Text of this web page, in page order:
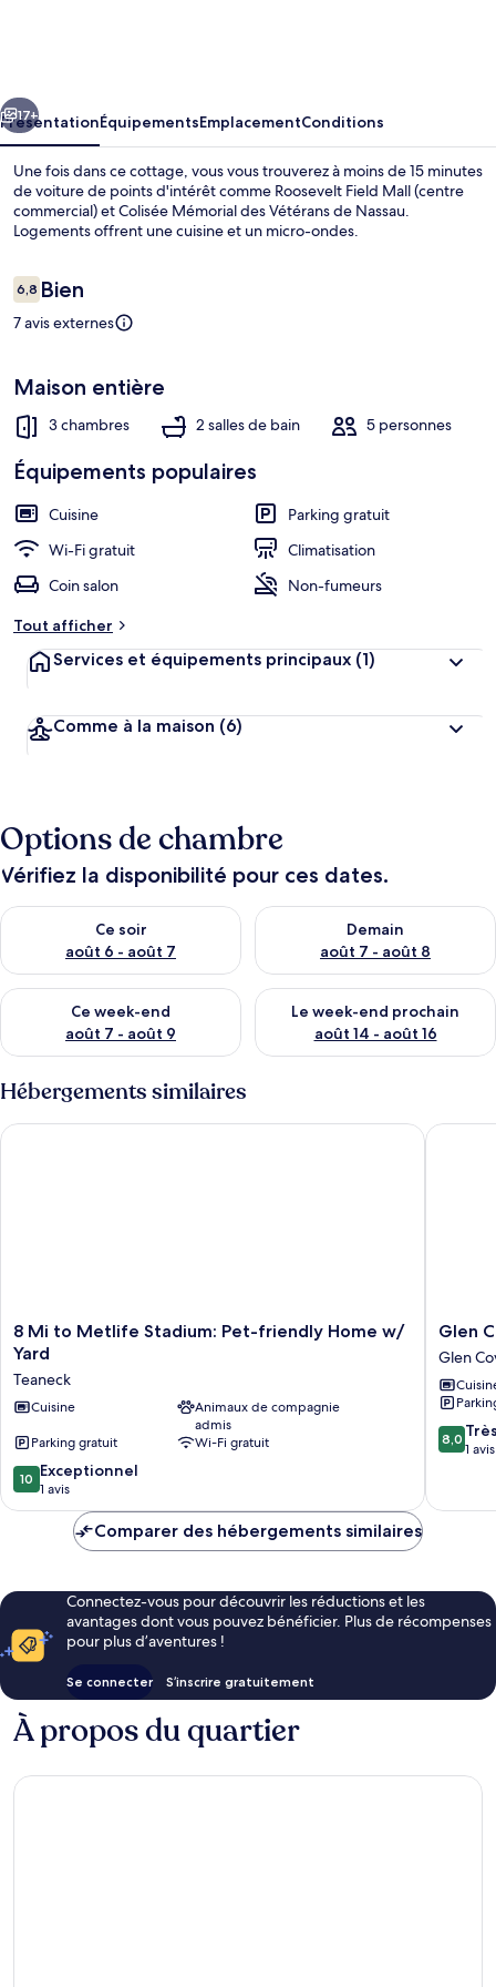
Near
Central
Park!
Suivant
17+
PrésentationÉquipementsEmplacementConditions
Une fois dans ce cottage, vous vous trouverez à moins de 15 minutes
de voiture de points d'intérêt comme Roosevelt Field Mall (centre
commercial) et Colisée Mémorial des Vétérans de Nassau.
Logements offrent une cuisine et un micro-ondes.
Avis
voyageurs
6,86,8 sur 10
Bien
7 avis externes
Maison entière
3 chambres 2 salles de bain 5 personnes
Équipements populaires
Cuisine
Parking gratuit
Wi-Fi gratuit
Climatisation
Coin salon
Non-fumeurs
Tout afficher
Services et équipements principaux (1)
Comme à la maison (6)
Options de chambre
Vérifiez la disponibilité pour ces dates.
Ce soir
août 6 - août 7
Vérifier la disponibilité pour ce soir août 6 - août 7
Demain
août 7 - août 8
Vérifier la disponibilité pour
Ce week-end
août 7 - août 9
Vérifier la disponibilité pour ce week-end août 7 - août 9
Le week-end prochain
août 14 - août 16
Vérifier la disponibilité pour
Hébergements similaires
8
Mi
Metlife
Stadium:
friendly
Home
w/
Yard
8 Mi to Metlife Stadium: Pet-friendly Home w/
Yard
Teaneck
Cuisine
Animaux de compagnie
admis
Parking gratuit
Wi-Fi gratuit
10.0
sur
10,
Exceptionnel,
10 Exceptionnel
1 avis
8 Mi to Metlife Stadium: Pet-friendly Home w/ Yard
Glen
Cove
Home:
Walk
to
+
Cove
Glen
Glen
8.0
sur
bien,
8,0
1 avis
Glen
Comparer des hébergements similaires
Connectez-vous pour découvrir les réductions et les
avantages dont vous pouvez bénéficier. Plus de récompenses
pour plus d’aventures !
Se connecter S’inscrire gratuitement
À propos du quartier